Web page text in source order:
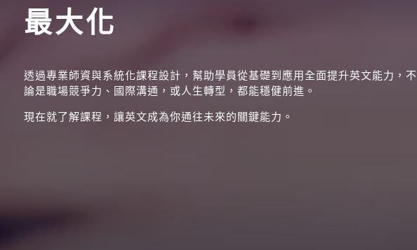
最大化
透過專業師資與系統化課程設計，幫助學員從基礎到應用全面提升英文能力，不
論是職場競爭力、國際溝通，或人生轉型，都能穩健前進。
現在就了解課程，讓英文成為你通往未來的關鍵能力。